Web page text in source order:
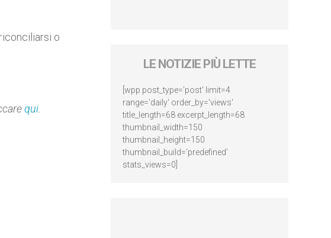
o
qui
LE NOTIZIE PIÙ LETTE
[wpp post_type='post' limit=4
range='daily' order_by='views'
title_length=68 excerpt_length=68
thumbnail_width=150
thumbnail_height=150
thumbnail_build='predefined'
stats_views=0]